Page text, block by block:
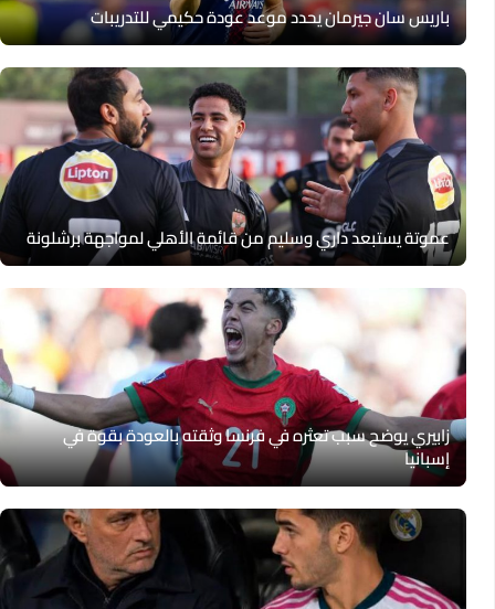
باريس سان جيرمان يحدد موعد عودة حكيمي للتدريبات
عموتة يستبعد داري وسليم من قائمة الأهلي لمواجهة برشلونة
زابيري يوضح سبب تعثره في فرنسا وثقته بالعودة بقوة في
إسبانيا